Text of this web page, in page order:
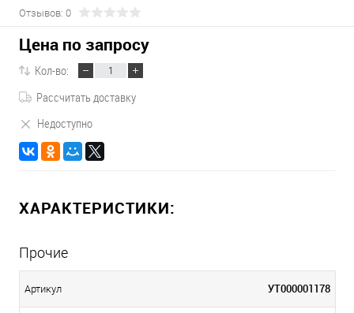
Отзывов: 0
Цена по запросу
Кол-во:
Рассчитать доставку
Недоступно
ХАРАКТЕРИСТИКИ:
Прочие
Артикул УТ000001178